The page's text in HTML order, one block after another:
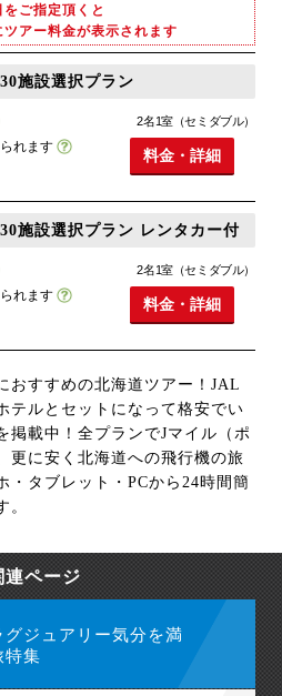
をご指定頂くと
アー料金が表示されます
施設選択プラン
れます
2名1室（セミダブル）
料金・詳細
施設選択プラン レンタカー付
れます
2名1室（セミダブル）
料金・詳細
おすすめの北海道ツアー！JAL
テルとセットになって格安でい
掲載中！全プランでJマイル（ポ
更に安く北海道への飛行機の旅
・タブレット・PCから24時間簡
。
連ページ
グジュアリー気分を満
特集